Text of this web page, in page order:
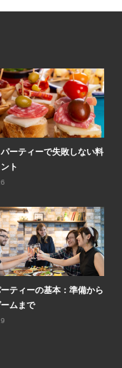
ーティーで失敗しない料
ト
ティーの基本：準備から
ムまで